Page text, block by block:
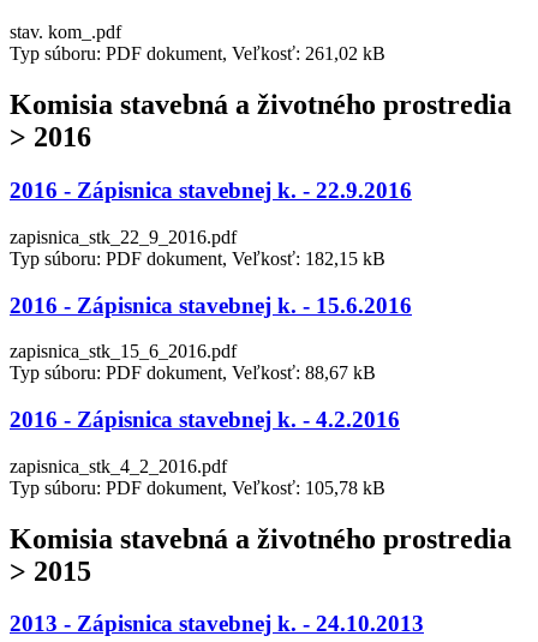
stav. kom_.pdf
Typ súboru: PDF dokument, Veľkosť: 261,02 kB
Komisia stavebná a životného prostredia
> 2016
2016 - Zápisnica stavebnej k. - 22.9.2016
zapisnica_stk_22_9_2016.pdf
Typ súboru: PDF dokument, Veľkosť: 182,15 kB
2016 - Zápisnica stavebnej k. - 15.6.2016
zapisnica_stk_15_6_2016.pdf
Typ súboru: PDF dokument, Veľkosť: 88,67 kB
2016 - Zápisnica stavebnej k. - 4.2.2016
zapisnica_stk_4_2_2016.pdf
Typ súboru: PDF dokument, Veľkosť: 105,78 kB
Komisia stavebná a životného prostredia
> 2015
2013 - Zápisnica stavebnej k. - 24.10.2013